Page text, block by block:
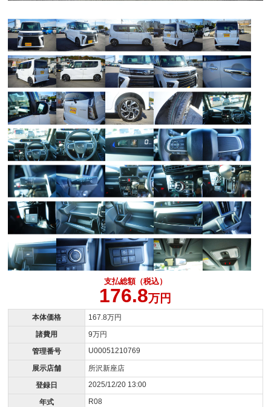
支払総額（税込）
176.8万円
本体価格
167.8万円
諸費用
9万円
管理番号
U00051210769
展示店舗
所沢新座店
登録日
2025/12/20 13:00
年式 R08